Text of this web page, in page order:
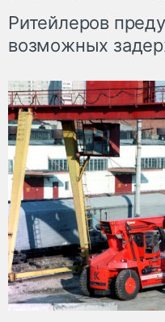
Ритейлеров
возможных